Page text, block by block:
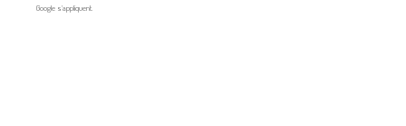
Google s'appliquent.